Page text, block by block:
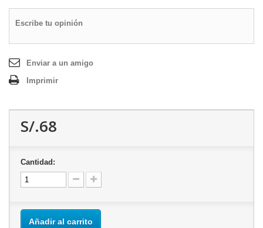
Escribe tu opinión
Enviar a un amigo
Imprimir
S/.68
Cantidad:
Añadir al carrito